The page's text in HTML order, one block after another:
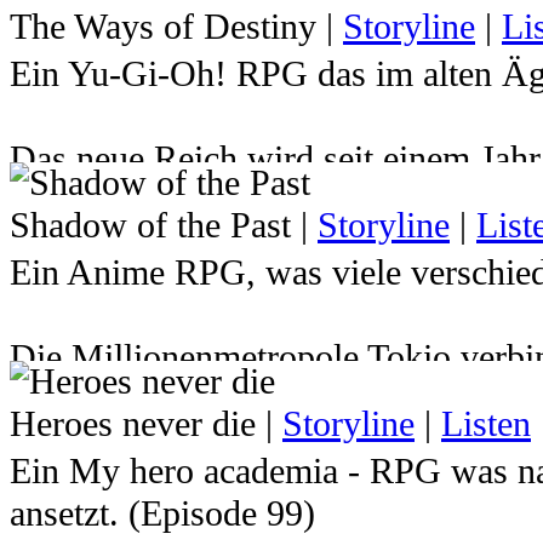
The Ways of Destiny | Storyline |
Ein Yu-Gi-Oh! RPG das im alten
Das neue Reich wird seit einem
Atemu den Herrscher über das
hat. Dadurch wurde der junge
Milleniumspuzzles gesperrt und
Jahren von Atemu verabschieden
ewigen Ruhe gerissen um die Welt
braucht er seine Freunde, die ihm
wird er auch einige überraschende
Kommst du nach Ägypten und
Shadow of the Past| Storyline |
Ein Anime RPG, was viele
Die Millionenmetropole Tokio
kurzem vielleicht noch gar nichts
herrschen wie die Gerechtigkeit in
Straßennetzen. Immer in stetem
Diebe, Schüler, Detektive,
Heroes never die | Storyline | Listen
Ein My hero academia - RPG was
ansetzt. (Episode 99)